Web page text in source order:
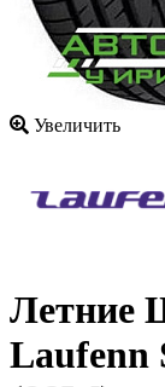
Увеличить
Летние
Laufenn